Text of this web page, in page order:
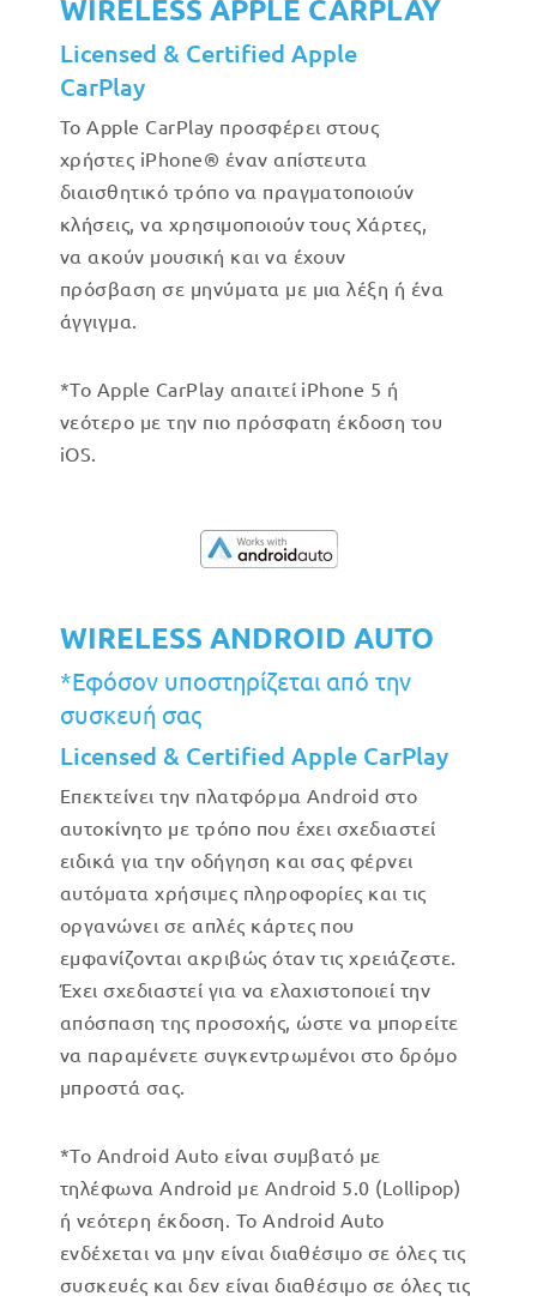
WIRELESS APPLE CARPLAY
Licensed & Certified Apple
CarPlay
Το Apple CarPlay προσφέρει στους
χρήστες iPhone® έναν απίστευτα
διαισθητικό τρόπο να πραγματοποιούν
κλήσεις, να χρησιμοποιούν τους Χάρτες,
να ακούν μουσική και να έχουν
πρόσβαση σε μηνύματα με μια λέξη ή ένα
άγγιγμα.
*Το Apple CarPlay απαιτεί iPhone 5 ή
νεότερο με την πιο πρόσφατη έκδοση του
iOS.
WIRELESS ANDROID AUTO
*Εφόσον υποστηρίζεται από την
συσκευή σας
Licensed & Certified Apple CarPlay
Επεκτείνει την πλατφόρμα Android στο
αυτοκίνητο με τρόπο που έχει σχεδιαστεί
ειδικά για την οδήγηση και σας φέρνει
αυτόματα χρήσιμες πληροφορίες και τις
οργανώνει σε απλές κάρτες που
εμφανίζονται ακριβώς όταν τις χρειάζεστε.
Έχει σχεδιαστεί για να ελαχιστοποιεί την
απόσπαση της προσοχής, ώστε να μπορείτε
να παραμένετε συγκεντρωμένοι στο δρόμο
μπροστά σας.
*Το Android Auto είναι συμβατό με
τηλέφωνα Android με Android 5.0 (Lollipop)
ή νεότερη έκδοση. Το Android Auto
ενδέχεται να μην είναι διαθέσιμο σε όλες τις
συσκευές και δεν είναι διαθέσιμο σε όλες τις